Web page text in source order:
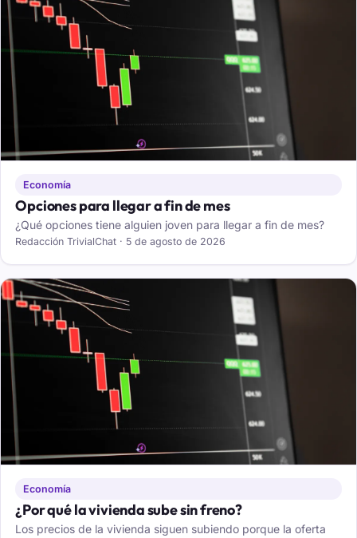
Economía
Opciones para llegar a fin de mes
¿Qué opciones tiene alguien joven para llegar a fin de mes?
Redacción TrivialChat · 5 de agosto de 2026
Economía
¿Por qué la vivienda sube sin freno?
Los precios de la vivienda siguen subiendo porque la oferta